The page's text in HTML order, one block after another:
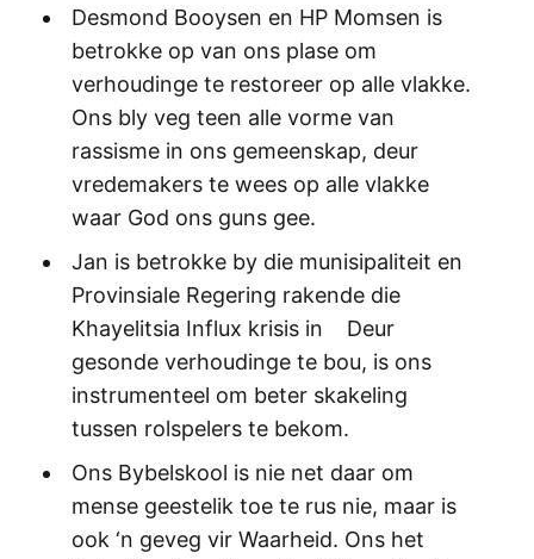
Desmond Booysen en HP Momsen is
betrokke op van ons plase om
verhoudinge te restoreer op alle vlakke.
Ons bly veg teen alle vorme van
rassisme in ons gemeenskap, deur
vredemakers te wees op alle vlakke
waar God ons guns gee.
Jan is betrokke by die munisipaliteit en
Provinsiale Regering rakende die
Khayelitsia Influx krisis in Deur
gesonde verhoudinge te bou, is ons
instrumenteel om beter skakeling
tussen rolspelers te bekom.
Ons Bybelskool is nie net daar om
mense geestelik toe te rus nie, maar is
ook ‘n geveg vir Waarheid. Ons het